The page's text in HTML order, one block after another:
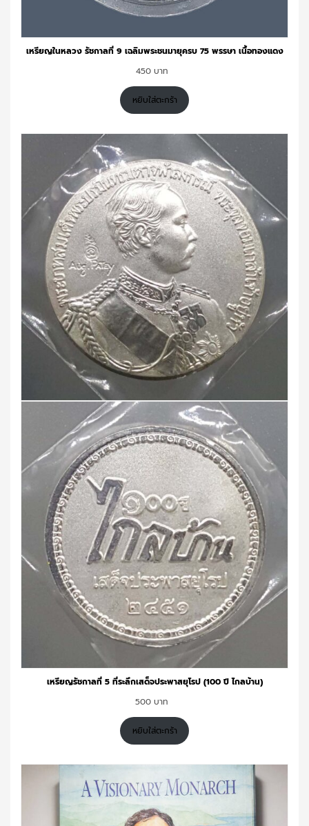
เหรียญในหลวง รัชกาลที่ 9 เฉลิมพระชนมายุครบ 75 พรรษา เนื้อทองแดง
450
หยิบใส่ตะกร้า
เหรียญรัชกาลที่ 5 ที่ระลึกเสด็จประพาสยุโรป (100 ปี ไกลบ้าน)
500
หยิบใส่ตะกร้า